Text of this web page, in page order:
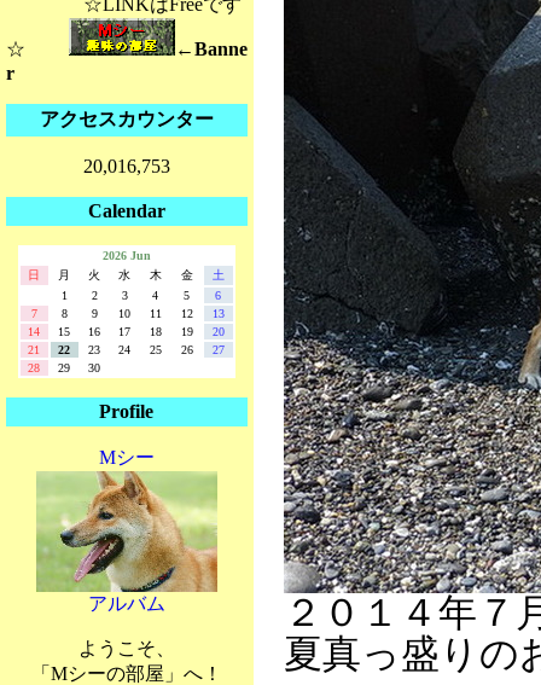
☆LINKはFreeです
☆
←Banne
r
アクセスカウンター
20,016,753
Calendar
2026 Jun
日
月 火 水 木 金
土
1
2 3 4 5
6
7
8 9 10 11 12
13
14
15 16 17 18 19
20
21
22 23 24 25 26
27
28
29 30
Profile
Mシー
アルバム
ようこそ、
「Mシーの部屋」へ！
２０１４年７
夏真っ盛りの